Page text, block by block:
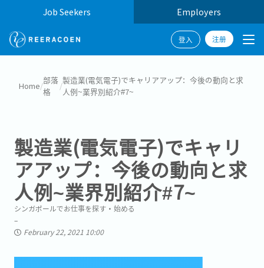
Job Seekers Employers
登入 注册
Home/
部落
格
/
製造業(電気電子)でキャリアアップ：今後の動向と求
人例~業界別紹介#7~
製造業(電気電子)でキャリ
アアップ：今後の動向と求
人例~業界別紹介#7~
シンガポールでお仕事を探す・始める
February 22, 2021 10:00